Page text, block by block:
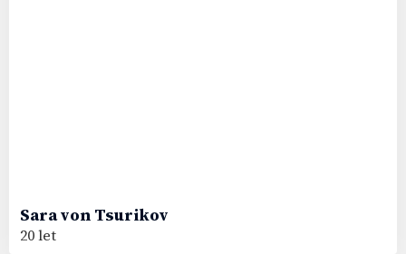
Saravon Tsurikov
20 let